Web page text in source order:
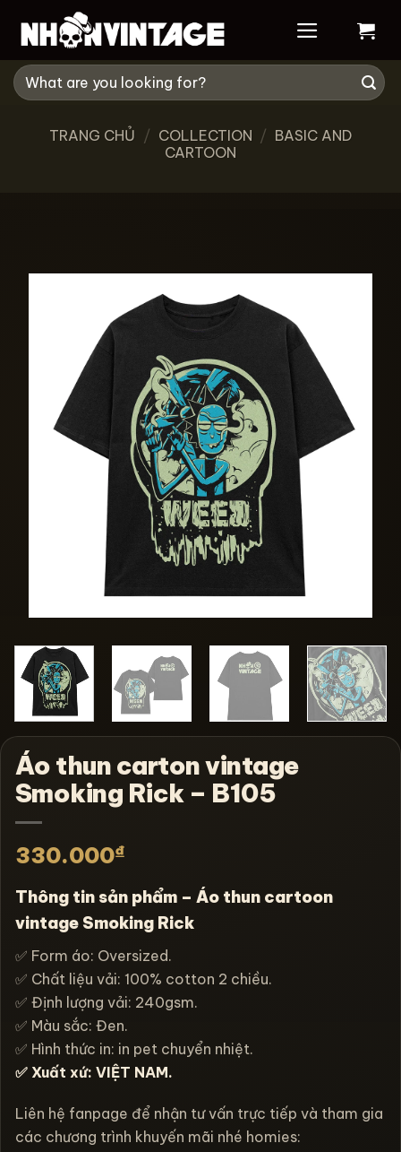
Tìm
kiếm:
TRANG CHỦ / COLLECTION / BASIC AND
CARTOON
Áo thun carton vintage
Smoking Rick – B105
330.000₫
Thông tin sản phẩm – Áo thun cartoon
vintage Smoking Rick
✅ Form áo: Oversized.
✅ Chất liệu vải: 100% cotton 2 chiều.
✅ Định lượng vải: 240gsm.
✅ Màu sắc: Đen.
✅ Hình thức in: in pet chuyển nhiệt.
✅ Xuất xứ: VIỆT NAM.
Liên hệ fanpage để nhận tư vấn trực tiếp và tham gia
các chương trình khuyến mãi nhé homies: